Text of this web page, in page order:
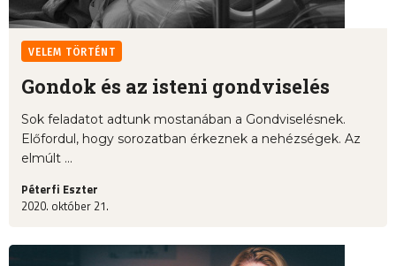
VELEM TÖRTÉNT
Gondok és az isteni gondviselés
Sok feladatot adtunk mostanában a Gondviselésnek.
Előfordul, hogy sorozatban érkeznek a nehézségek. Az
elmúlt ...
Péterfi Eszter
2020. október 21.